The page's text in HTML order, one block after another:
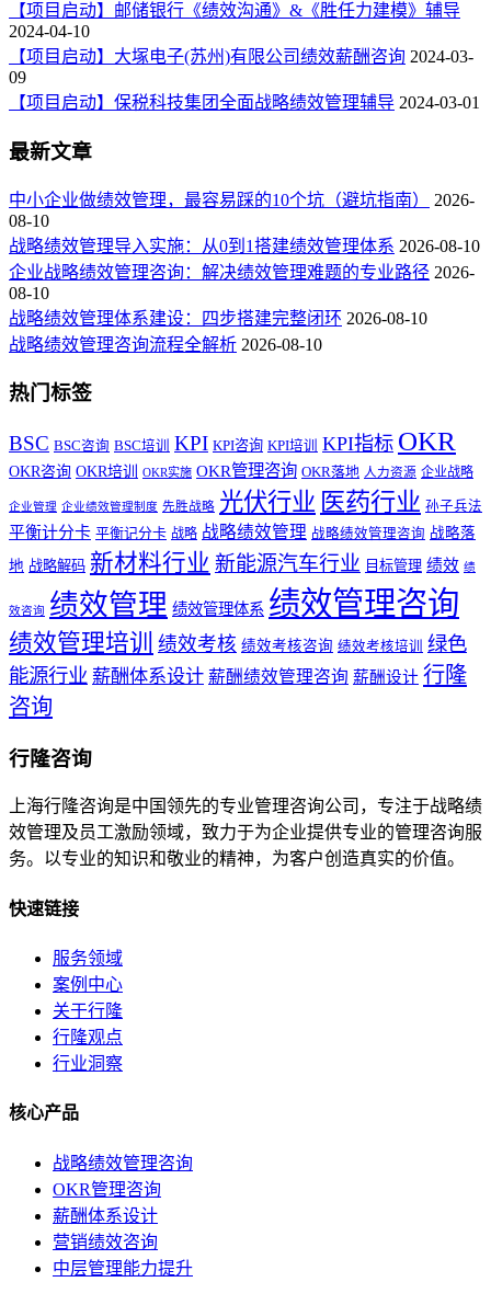
【项目启动】邮储银行《绩效沟通》&《胜任力建模》辅导
2024-04-10
【项目启动】大塚电子(苏州)有限公司绩效薪酬咨询 2024-03-
09
【项目启动】保税科技集团全面战略绩效管理辅导 2024-03-01
最新文章
中小企业做绩效管理，最容易踩的10个坑（避坑指南）
2026-
08-10
战略绩效管理导入实施：从0到1搭建绩效管理体系 2026-08-10
企业战略绩效管理咨询：解决绩效管理难题的专业路径 2026-
08-10
战略绩效管理体系建设：四步搭建完整闭环 2026-08-10
战略绩效管理咨询流程全解析 2026-08-10
热门标签
BSC BSC咨询 BSC培训 KPI KPI咨询 KPI培训 KPI指标 OKR
OKR咨询 OKR培训 OKR实施 OKR管理咨询 OKR落地 人力资源 企业战略
企业管理 企业绩效管理制度 先胜战略 光伏行业 医药行业 孙子兵法
平衡计分卡 平衡记分卡 战略 战略绩效管理 战略绩效管理咨询 战略落
地 战略解码 新材料行业 新能源汽车行业 目标管理 绩效 绩
效咨询 绩效管理 绩效管理体系 绩效管理咨询
绩效管理培训 绩效考核 绩效考核咨询 绩效考核培训
绿色
能源行业 薪酬体系设计 薪酬绩效管理咨询 薪酬设计 行隆
咨询
行隆咨询
上海行隆咨询是中国领先的专业管理咨询公司，专注于战略绩
效管理及员工激励领域，致力于为企业提供专业的管理咨询服
务。以专业的知识和敬业的精神，为客户创造真实的价值。
快速链接
服务领域
案例中心
关于行隆
行隆观点
行业洞察
核心产品
战略绩效管理咨询
OKR管理咨询
薪酬体系设计
营销绩效咨询
中层管理能力提升